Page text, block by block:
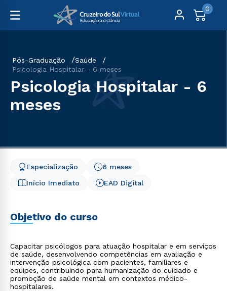
0
Pós-Graduação
Saúde
Psicologia Hospitalar - 6 meses
Psicologia Hospitalar - 6
meses
Início Imediato
6 meses
Especialização
EAD Digital
Objetivo do curso
Capacitar psicólogos para atuação hospitalar e em serviços
de saúde, desenvolvendo competências em avaliação e
intervenção psicológica com pacientes, familiares e
equipes, contribuindo para humanização do cuidado e
promoção de saúde mental em contextos médico-
hospitalares.